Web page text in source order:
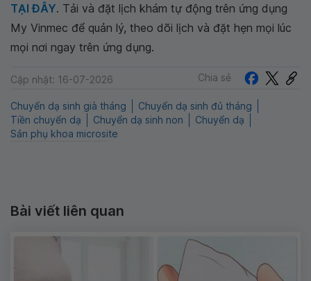
TẠI ĐÂY. Tải và đặt lịch khám tự động trên ứng dụng
My Vinmec để quản lý, theo dõi lịch và đặt hẹn mọi lúc
mọi nơi ngay trên ứng dụng.
Cập nhật: 16-07-2026 Chia sẻ
Chuyển dạ sinh già tháng
Chuyển dạ sinh đủ tháng
Tiền chuyển dạ
Chuyển dạ sinh non
Chuyển dạ
Sản phụ khoa microsite
Bài viết liên quan